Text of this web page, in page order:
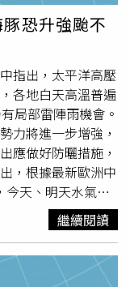
量、低垂直風切及
強空間，可望發展
不過，依據最新10
未來對台灣暫無直
續路徑及強度仍有
恐升強颱不
指出，太平洋高壓
各地白天高溫普遍
局部雷陣雨機會。
力將進一步增強，
應做好防曬措施，
，根據最新歐洲中
今天、明天水氣略
，午後則以山區為
也可能受到降雨影
高溫炎熱的天氣。
部及南部高溫皆可
繼續閱讀